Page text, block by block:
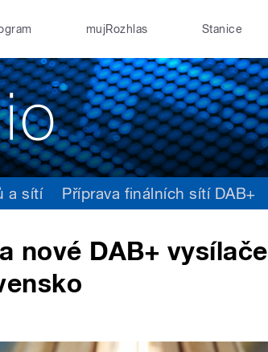
mujRozhlas Stanice
a sítí Příprava finálních sítí DAB+
nové DAB+ vysílače